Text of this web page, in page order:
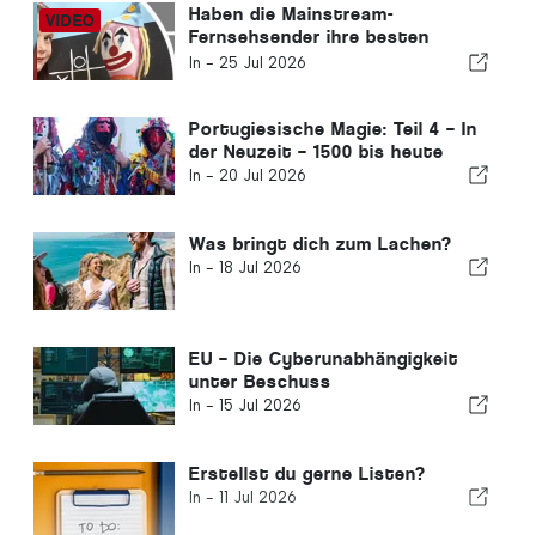
Haben die Mainstream-
Fernsehsender ihre besten
Zeiten hinter sich?
In - 25 Jul 2026
Portugiesische Magie: Teil 4 – In
der Neuzeit – 1500 bis heute
In - 20 Jul 2026
Was bringt dich zum Lachen?
In - 18 Jul 2026
EU – Die Cyberunabhängigkeit
unter Beschuss
In - 15 Jul 2026
Erstellst du gerne Listen?
In - 11 Jul 2026